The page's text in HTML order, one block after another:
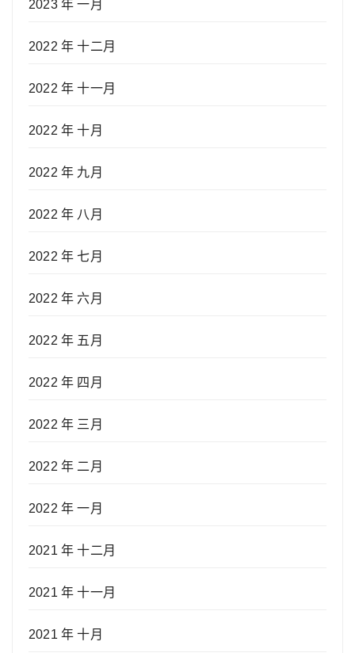
2023 年 一月
2022 年 十二月
2022 年 十一月
2022 年 十月
2022 年 九月
2022 年 八月
2022 年 七月
2022 年 六月
2022 年 五月
2022 年 四月
2022 年 三月
2022 年 二月
2022 年 一月
2021 年 十二月
2021 年 十一月
2021 年 十月